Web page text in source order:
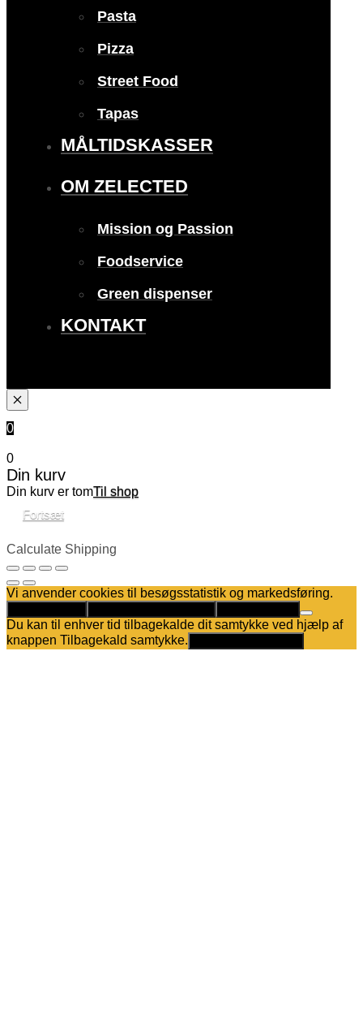
Pasta
Pizza
Street Food
Tapas
MÅLTIDSKASSER
OM ZELECTED
Mission og Passion
Foodservice
Green dispenser
KONTAKT
0
0
Din kurv
Din kurv er tomTil shop
Fortsæt
Calculate Shipping
Vi anvender cookies til besøgsstatistik og markedsføring.
Du kan til enhver tid tilbagekalde dit samtykke ved hjælp af
knappen Tilbagekald samtykke.